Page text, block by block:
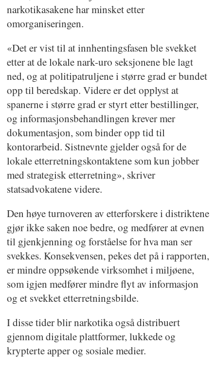
fengsel i minst 3 år, eller som går
ut på at en ikke ubetydelig del av
handlinger».
Narkotikakriminalitet, korrupsjon,
svart arbeid, skatteunndragelser,
alvorlige voldsepisoder og
menneskehandel kan alle være en
del av virksomheten til organiserte
kriminelle miljøer.
Nettverkene har ofte store
ressurser, og tilpasser seg raskt
utviklingen i samfunnet. Dette kan
for eksempel være nye lover og
tiltak fra myndighetene.
Nettverkene bruker ofte lovlige
virksomheter. De har høy teknisk
kompetanse. I tillegg opererer de
over store geografiske områder.
Organisert kriminalitet skjer gjerne
på tvers av både politidistrikter og
landegrenser. Handel og
narkotikasakene har minsket etter
omorganiseringen.
«Det er vist til at innhentingsfasen ble svekket
etter at de lokale nark-uro seksjonene ble lagt
ned, og at politipatruljene i større grad er bundet
opp til beredskap. Videre er det opplyst at
spanerne i større grad er styrt etter bestillinger,
og informasjonsbehandlingen krever mer
dokumentasjon, som binder opp tid til
kontorarbeid. Sistnevnte gjelder også for de
lokale etterretningskontaktene som kun jobber
med strategisk etterretning», skriver
statsadvokatene videre.
Den høye turnoveren av etterforskere i distriktene
gjør ikke saken noe bedre, og medfører at evnen
til gjenkjenning og forståelse for hva man ser
svekkes. Konsekvensen, pekes det på i rapporten,
er mindre oppsøkende virksomhet i miljøene,
som igjen medfører mindre flyt av informasjon
og et svekket etterretningsbilde.
I disse tider blir narkotika også distribuert
gjennom digitale plattformer, lukkede og
krypterte apper og sosiale medier.